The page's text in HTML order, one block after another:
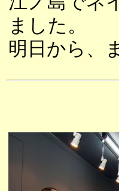
ました。
明日から、